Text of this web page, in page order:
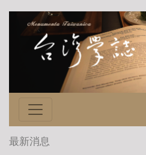
最新消息